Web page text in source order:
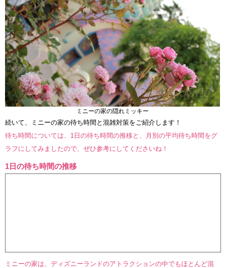
ミニーの家の隠れミッキー
続いて、ミニーの家の待ち時間と混雑対策をご紹介します！
待ち時間については、1日の待ち時間の推移と、月別の平均待ち時間をグ
ラフにしてみましたので、ぜひ参考にしてくださいね！
1日の待ち時間の推移
ミニーの家は、ディズニーランドのアトラクションの中でもほとんど混